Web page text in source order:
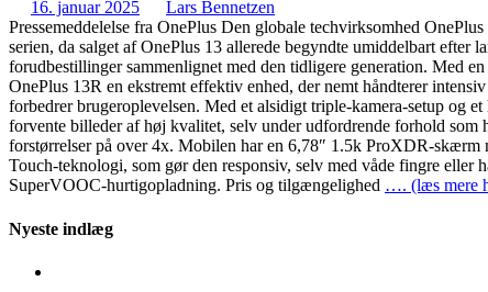
16. januar 2025
Lars Bennetzen
Pressemeddelelse fra OnePlus Den globale techvirksomhed
serien, da salget af OnePlus 13 allerede begyndte umiddelbart efter
forudbestillinger sammenlignet med den tidligere generation. Med
OnePlus 13R en ekstremt effektiv enhed, der nemt håndterer
forbedrer brugeroplevelsen. Med et alsidigt triple-kamera-setup og
forvente billeder af høj kvalitet, selv under udfordrende forhold som
forstørrelser på over 4x. Mobilen har en 6,78″ 1.5k ProXDR-
Touch-teknologi, som gør den responsiv, selv med våde fingre eller
SuperVOOC-hurtigopladning. Pris og tilgængelighed …. (læs mere
Nyeste indlæg